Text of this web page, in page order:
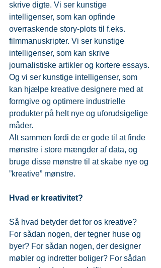
skrive digte. Vi ser kunstige
intelligenser, som kan opfinde
overraskende story-plots til f.eks.
filmmanuskripter. Vi ser kunstige
intelligenser, som kan skrive
journalistiske artikler og kortere essays.
Og vi ser kunstige intelligenser, som
kan hjælpe kreative designere med at
formgive og optimere industrielle
produkter på helt nye og uforudsigelige
måder.
Alt sammen fordi de er gode til at finde
mønstre i store mængder af data, og
bruge disse mønstre til at skabe nye og
”kreative” mønstre.
Hvad er kreativitet?
Så hvad betyder det for os kreative?
For sådan nogen, der tegner huse og
byer? For sådan nogen, der designer
møbler og indretter boliger? For sådan